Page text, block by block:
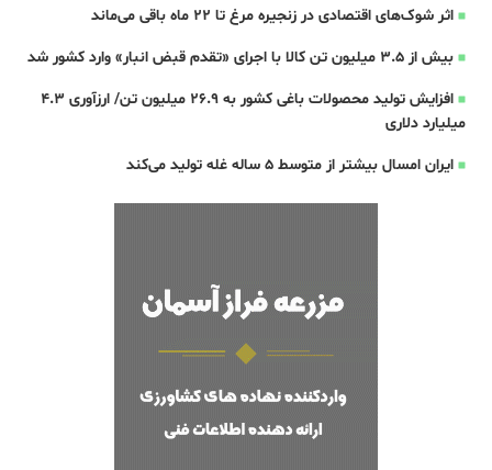
اثر شوک‌های اقتصادی در زنجیره مرغ تا 22 ماه باقی می‌ماند
بیش از ۳.۵ میلیون تن کالا با اجرای «تقدم قبض انبار» وارد کشور شد
افزایش تولید محصولات باغی کشور به ۲۶.۹ میلیون تن/ ارزآوری ۴.۳
میلیارد دلاری
ایران امسال بیشتر از متوسط 5 ساله غله تولید می‌کند